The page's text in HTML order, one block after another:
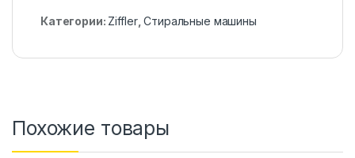
Категории: Ziffler,Стиральные машины
Похожие товары